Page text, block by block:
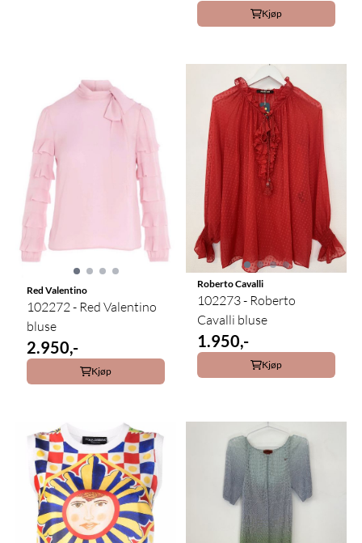
Kjøp
Red Valentino
102272 - Red Valentino
bluse
2.950,-
Kjøp
Roberto Cavalli
102273 - Roberto
Cavalli bluse
1.950,-
Kjøp